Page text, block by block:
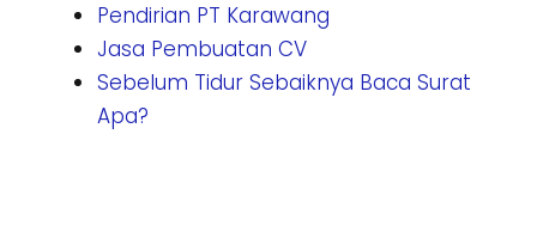
Pendirian PT Karawang
Jasa Pembuatan CV
Sebelum Tidur Sebaiknya Baca Surat
Apa?